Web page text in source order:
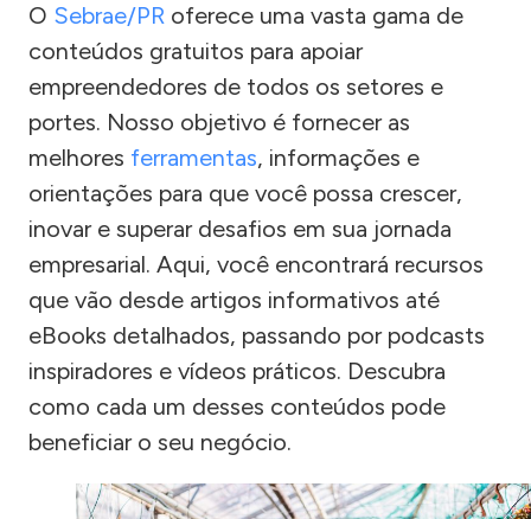
O Sebrae/PR oferece uma vasta gama de
conteúdos gratuitos para apoiar
empreendedores de todos os setores e
portes. Nosso objetivo é fornecer as
melhores ferramentas, informações e
orientações para que você possa crescer,
inovar e superar desafios em sua jornada
empresarial. Aqui, você encontrará recursos
que vão desde artigos informativos até
eBooks detalhados, passando por podcasts
inspiradores e vídeos práticos. Descubra
como cada um desses conteúdos pode
beneficiar o seu negócio.